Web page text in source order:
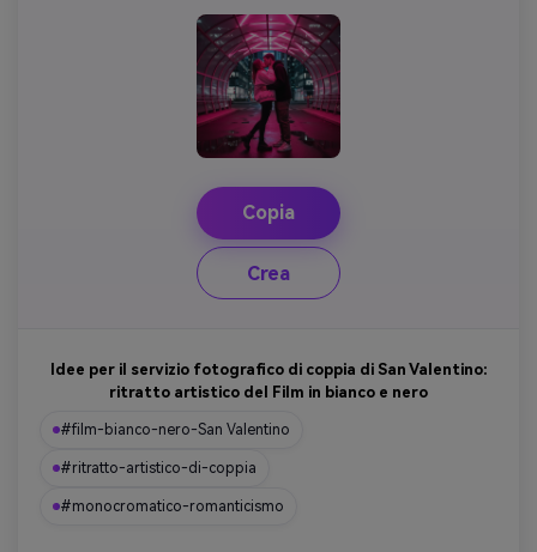
Copia
Crea
Idee per il servizio fotografico di coppia di San Valentino:
ritratto artistico del Film in bianco e nero
#film-bianco-nero-San Valentino
#ritratto-artistico-di-coppia
#monocromatico-romanticismo